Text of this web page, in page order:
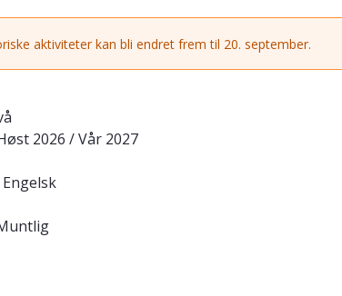
aktiviteter kan bli endret frem til 20. september.
2026 / Vår 2027
Engelsk